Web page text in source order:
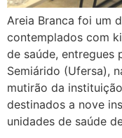
Areia Branca foi um
contemplados com
de saúde, entregues
Semiárido (Ufersa),
mutirão da
destinados a nove
unidades de saúde